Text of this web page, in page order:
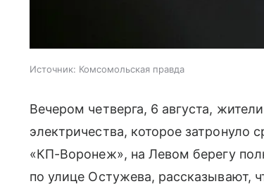
Источник: Комсомольская правда
Вечером четверга, 6 августа,
электричества, которое затронуло
«КП-Воронеж», на Левом берегу
по улице Остужева, рассказывают,